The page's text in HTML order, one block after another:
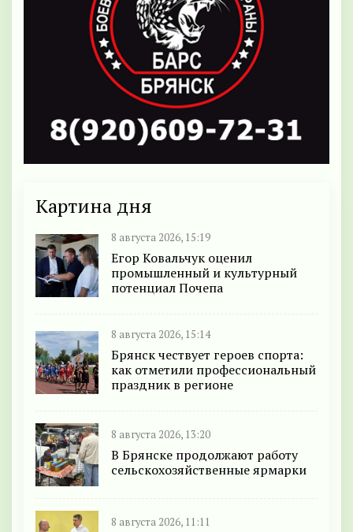
Картина дня
8 августа 2026, 15:19
Егор Ковальчук оценил
промышленный и культурный
потенциал Почепа
8 августа 2026, 15:14
Брянск чествует героев спорта:
как отметили профессиональный
праздник в регионе
8 августа 2026, 13:20
В Брянске продолжают работу
сельскохозяйственные ярмарки
8 августа 2026, 11:11